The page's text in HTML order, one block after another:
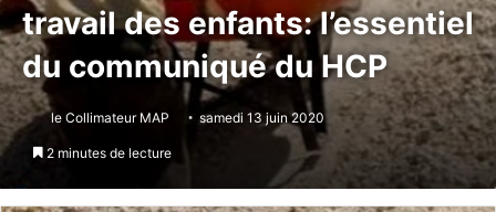
travail des enfants: l’essentiel
du communiqué du HCP
le Collimateur MAP samedi 13 juin 2020
2 minutes de lecture